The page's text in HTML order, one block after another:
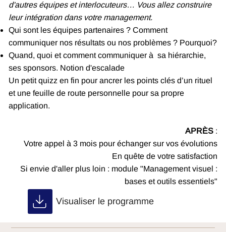
d'autres équipes et interlocuteurs… Vous allez construire
leur intégration dans votre management.
Qui sont les équipes partenaires ? Comment
communiquer nos résultats ou nos problèmes ? Pourquoi?
Quand, quoi et comment communiquer à sa hiérarchie,
ses sponsors. Notion d'escalade
Un petit quizz en fin pour ancrer les points clés d’un rituel
et une feuille de route personnelle pour sa propre
application.
APRÈS:
Votre appel à 3 mois pour échanger sur vos évolutions
En quête de votre satisfaction
Si envie d'aller plus loin : module "Management visuel :
bases et outils essentiels"
Visualiser le programme